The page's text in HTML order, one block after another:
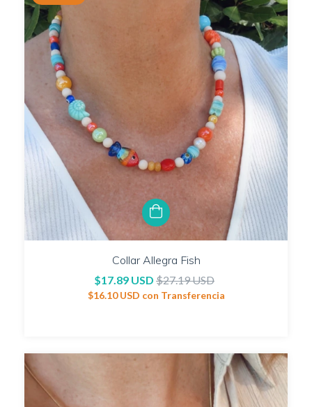
Collar Allegra Fish
$17.89 USD $27.19 USD
$16.10 USD con Transferencia